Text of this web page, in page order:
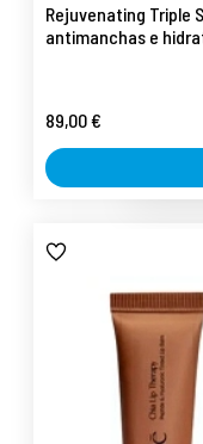
Rejuvenating Triple
antimanchas e
89,00 €